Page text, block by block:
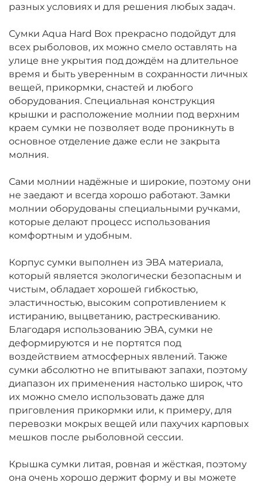
разных условиях и для решения любых задач.
Сумки Aqua Hard Box прекрасно подойдут для
всех рыболовов, их можно смело оставлять на
улице вне укрытия под дождём на длительное
время и быть уверенным в сохранности личных
вещей, прикормки, снастей и любого
оборудования. Специальная конструкция
крышки и расположение молнии под верхним
краем сумки не позволяет воде проникнуть в
основное отделение даже если не закрыта
молния.
Сами молнии надёжные и широкие, поэтому они
не заедают и всегда хорошо работают. Замки
молнии оборудованы специальными ручками,
которые делают процесс использования
комфортным и удобным.
Корпус сумки выполнен из ЭВА материала,
который является экологически безопасным и
чистым, обладает хорошей гибкостью,
эластичностью, высоким сопротивлением к
истиранию, выцветанию, растрескиванию.
Благодаря использованию ЭВА, сумки не
деформируются и не портятся под
воздействием атмосферных явлений. Также
сумки абсолютно не впитывают запахи, поэтому
диапазон их применения настолько широк, что
их можно смело использовать даже для
приговления прикормки или, к примеру, для
перевозки мокрых вещей или пахучих карповых
мешков после рыболовной сессии.
Крышка сумки литая, ровная и жёсткая, поэтому
она очень хорошо держит форму и вы можете